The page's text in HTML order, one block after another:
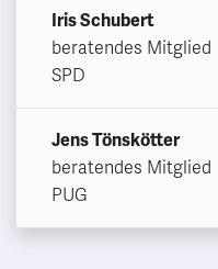
Iris Schubert
beratendes Mitglied
SPD
Jens Tönskötter
beratendes Mitglied
PUG